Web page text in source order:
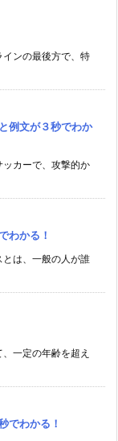
インの最後方で、特
例文が３秒でわか
ッカーで、攻撃的か
わかる！
とは、一般の人が誰
一定の年齢を超え
でわかる！